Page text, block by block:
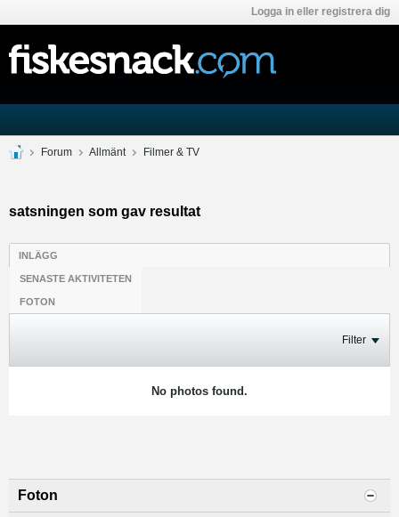
Logga in eller registrera dig
Forum Allmänt Filmer & TV
satsningen som gav resultat
INLÄGG
SENASTE AKTIVITETEN
FOTON
Filter
No photos found.
Foton